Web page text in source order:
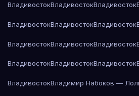
ВладивостокВладивостокВладивосток
ВладивостокВладивостокВладивосток
ВладивостокВладивостокВладивосток
ВладивостокВладивостокВладивосток
ВладивостокВладимир Набоков —